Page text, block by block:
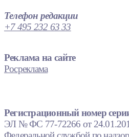
Телефон редакции
+7 495 232 63 33
Реклама на сайте
Росреклама
Регистрационный номер
ЭЛ № ФС 77-72266 от